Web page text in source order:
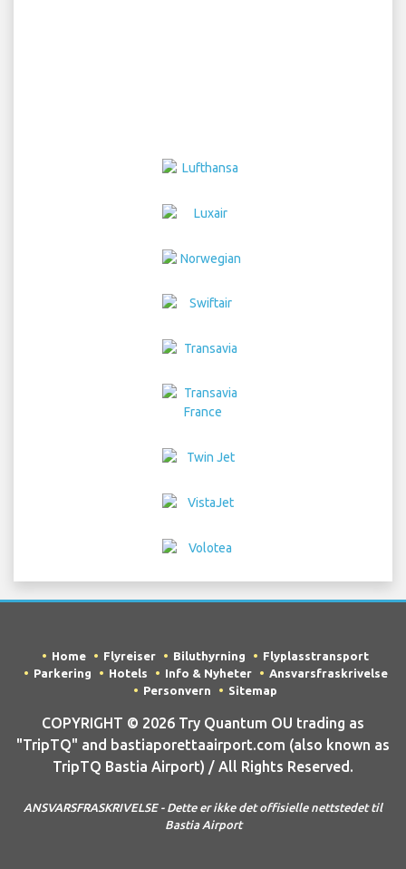
Home Flyreiser Biluthyrning
Flyplasstransport
Parkering
Hotels Info & Nyheter
Ansvarsfraskrivelse
Personvern
Sitemap
COPYRIGHT © 2026 Try Quantum OU trading as
"TripTQ" and bastiaporettaairport.com (also known as
TripTQ Bastia Airport) / All Rights Reserved.
ANSVARSFRASKRIVELSE - Dette er ikke det offisielle nettstedet til
Bastia Airport